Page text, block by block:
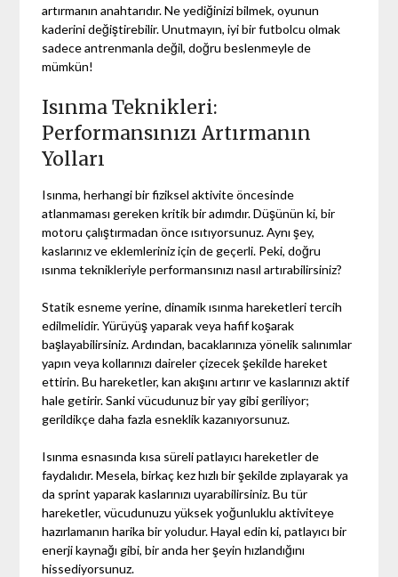
artırmanın anahtarıdır. Ne yediğinizi bilmek, oyunun
kaderini değiştirebilir. Unutmayın, iyi bir futbolcu olmak
sadece antrenmanla değil, doğru beslenmeyle de
mümkün!
Isınma Teknikleri:
Performansınızı Artırmanın
Yolları
Isınma, herhangi bir fiziksel aktivite öncesinde
atlanmaması gereken kritik bir adımdır. Düşünün ki, bir
motoru çalıştırmadan önce ısıtıyorsunuz. Aynı şey,
kaslarınız ve eklemleriniz için de geçerli. Peki, doğru
ısınma teknikleriyle performansınızı nasıl artırabilirsiniz?
Statik esneme yerine, dinamik ısınma hareketleri tercih
edilmelidir. Yürüyüş yaparak veya hafif koşarak
başlayabilirsiniz. Ardından, bacaklarınıza yönelik salınımlar
yapın veya kollarınızı daireler çizecek şekilde hareket
ettirin. Bu hareketler, kan akışını artırır ve kaslarınızı aktif
hale getirir. Sanki vücudunuz bir yay gibi geriliyor;
gerildikçe daha fazla esneklik kazanıyorsunuz.
Isınma esnasında kısa süreli patlayıcı hareketler de
faydalıdır. Mesela, birkaç kez hızlı bir şekilde zıplayarak ya
da sprint yaparak kaslarınızı uyarabilirsiniz. Bu tür
hareketler, vücudunuzu yüksek yoğunluklu aktiviteye
hazırlamanın harika bir yoludur. Hayal edin ki, patlayıcı bir
enerji kaynağı gibi, bir anda her şeyin hızlandığını
hissediyorsunuz.